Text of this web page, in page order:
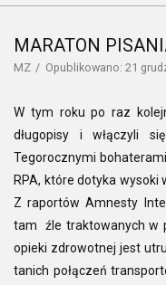
MARATON
MZ Opublikowano: 21
W tym roku po raz
długopisy i włączyli
Tegorocznymi
RPA, które dotyka wysoki
Z raportów Amnesty
tam źle traktowanych w
opieki zdrowotnej jest
tanich połączeń